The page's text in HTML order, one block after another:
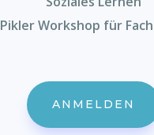
Pikler Workshop für
ANMELDEN